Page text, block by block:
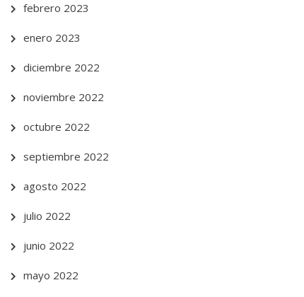
febrero 2023
enero 2023
diciembre 2022
noviembre 2022
octubre 2022
septiembre 2022
agosto 2022
julio 2022
junio 2022
mayo 2022